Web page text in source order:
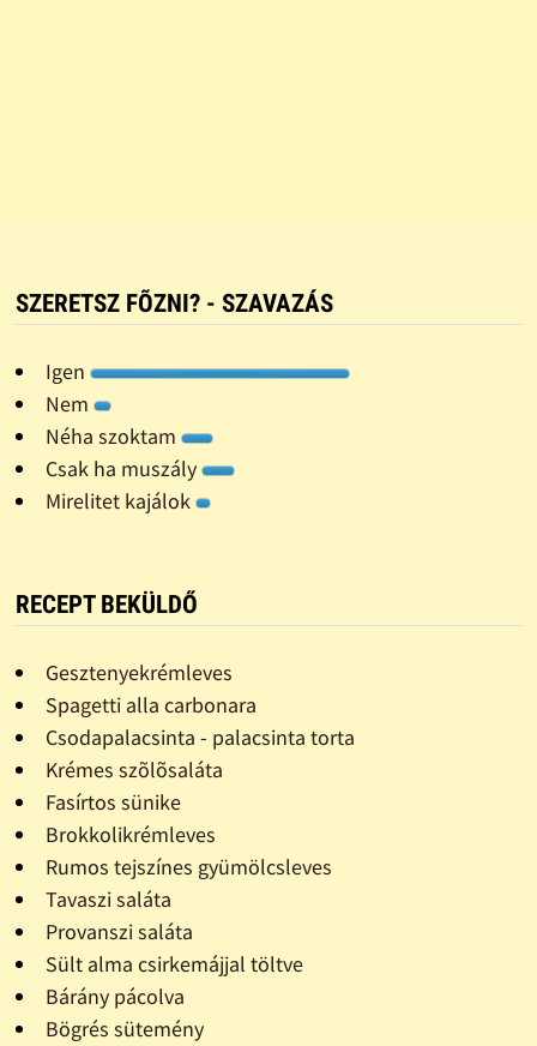
SZERETSZ FÕZNI? - SZAVAZÁS
Igen
Nem
Néha szoktam
Csak ha muszály
Mirelitet kajálok
RECEPT BEKÜLDŐ
Gesztenyekrémleves
Spagetti alla carbonara
Csodapalacsinta - palacsinta torta
Krémes szõlõsaláta
Fasírtos sünike
Brokkolikrémleves
Rumos tejszínes gyümölcsleves
Tavaszi saláta
Provanszi saláta
Sült alma csirkemájjal töltve
Bárány pácolva
Bögrés sütemény